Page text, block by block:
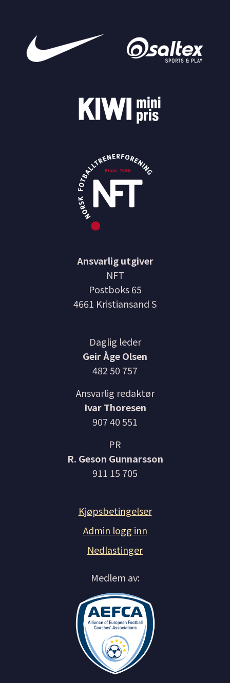
Ansvarlig utgiver
NFT
Postboks 65
4661 Kristiansand S
Daglig leder
Geir Åge Olsen
482 50 757
Ansvarlig redaktør
Ivar Thoresen
907 40 551
PR
R. Geson Gunnarsson
911 15 705
Kjøpsbetingelser
Admin logg inn
Nedlastinger
Medlem av: